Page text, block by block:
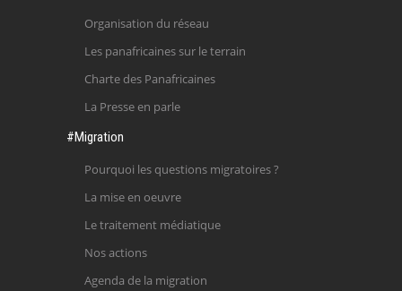
Organisation du réseau
Les panafricaines sur le terrain
Charte des Panafricaines
La Presse en parle
#Migration
Pourquoi les questions migratoires ?
La mise en oeuvre
Le traitement médiatique
Nos actions
Agenda de la migration